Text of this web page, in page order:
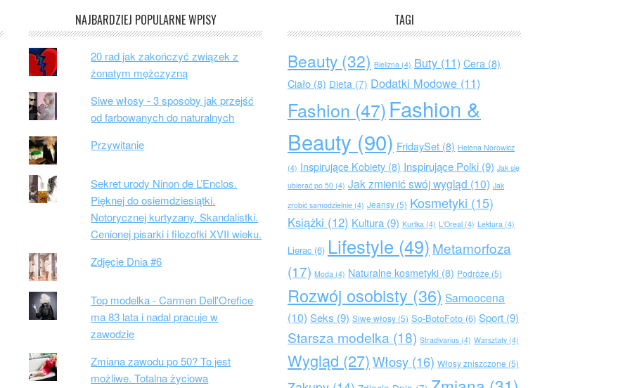
NAJBARDZIEJ POPULARNE WPISY
20 rad jak zakończyć związek z
żonatym mężczyzną
Siwe włosy - 3 sposoby jak przejść
od farbowanych do naturalnych
Przywitanie
Sekret urody Ninon de L’Enclos.
Pięknej do osiemdziesiątki.
Notorycznej kurtyzany. Skandalistki.
Cenionej pisarki i filozofki XVII wieku.
Zdjęcie Dnia #6
Top modelka - Carmen Dell'Orefice
ma 83 lata i nadal pracuje w
zawodzie
Zmiana zawodu po 50? To jest
możliwe. Totalna życiowa
TAGI
Beauty (32) Bielizna (4) Buty (11) Cera (8)
Ciało (8) Dieta (7) Dodatki Modowe (11)
Fashion (47)Fashion &
Beauty (90) FridaySet (8) Helena Norowicz
(4) Inspirujące Kobiety (8) Inspirujące Polki (9) Jak się
ubierać po 50 (4) Jak zmienić swój wygląd (10) Jak
zrobić samodzielnie (4) Jeansy (5) Kosmetyki (15)
Książki (12) Kultura (9) Kurtka (4) L'Oreal (4) Lektura (4)
Lierac (6) Lifestyle (49) Metamorfoza
(17) Moda (4) Naturalne kosmetyki (8) Podróże (5)
Rozwój osobisty (36) Samoocena
(10) Seks (9) Siwe włosy (5) So-BotoFoto (6) Sport (9)
Starsza modelka (18) Stradivarius (4) Warsztaty (4)
Wygląd (27)Włosy (16) Włosy zniszczone (5)